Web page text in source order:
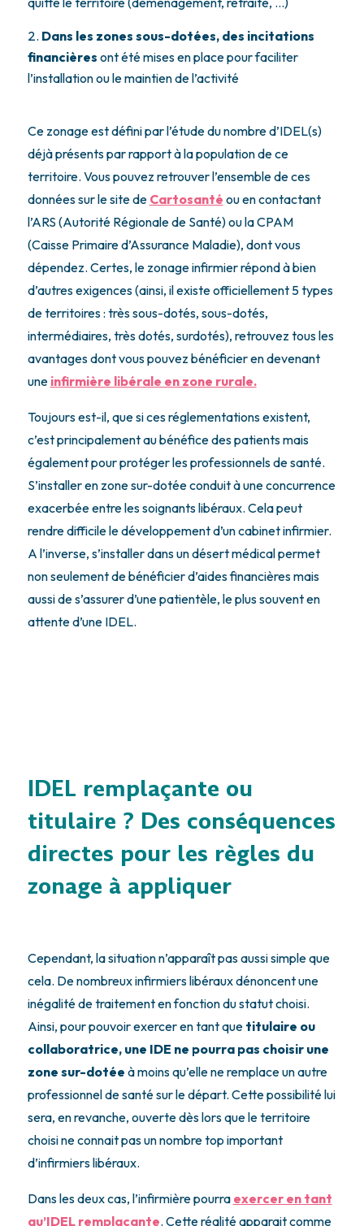
Dans les zones sous-dotées, des incitations
financières ont été mises en place pour faciliter
l’installation ou le maintien de l’activité
Ce zonage est défini par l’étude du nombre d’IDEL(s)
déjà présents par rapport à la population de ce
territoire. Vous pouvez retrouver l’ensemble de ces
données sur le site de Cartosanté ou en contactant
l’ARS (Autorité Régionale de Santé) ou la CPAM
(Caisse Primaire d’Assurance Maladie), dont vous
dépendez. Certes, le zonage infirmier répond à bien
d’autres exigences (ainsi, il existe officiellement 5 types
de territoires : très sous-dotés, sous-dotés,
intermédiaires, très dotés, surdotés), retrouvez tous les
avantages dont vous pouvez bénéficier en devenant
une infirmière libérale en zone rurale.
Toujours est-il, que si ces réglementations existent,
c’est principalement au bénéfice des patients mais
également pour protéger les professionnels de santé.
S’installer en zone sur-dotée conduit à une concurrence
exacerbée entre les soignants libéraux. Cela peut
rendre difficile le développement d’un cabinet infirmier.
A l’inverse, s’installer dans un désert médical permet
non seulement de bénéficier d’aides financières mais
aussi de s’assurer d’une patientèle, le plus souvent en
attente d’une IDEL.
IDEL remplaçante ou
titulaire ? Des conséquences
directes pour les règles du
zonage à appliquer
Cependant, la situation n’apparaît pas aussi simple que
cela. De nombreux infirmiers libéraux dénoncent une
inégalité de traitement en fonction du statut choisi.
Ainsi, pour pouvoir exercer en tant que titulaire ou
collaboratrice, une IDE ne pourra pas choisir une
zone sur-dotée à moins qu’elle ne remplace un autre
professionnel de santé sur le départ. Cette possibilité lui
sera, en revanche, ouverte dès lors que le territoire
choisi ne connait pas un nombre top important
d’infirmiers libéraux.
Dans les deux cas, l’infirmière pourra exercer en tant
qu’IDEL remplaçante. Cette réalité apparait comme